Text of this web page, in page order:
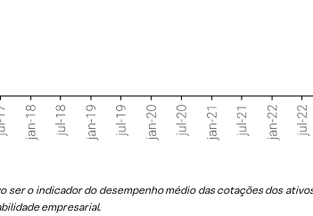
o indicador do desempenho médio das cotações dos
empresarial.